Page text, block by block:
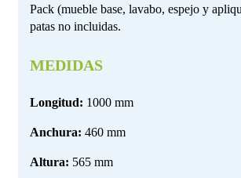
Pack (mueble base, lavabo, espejo y
patas no incluidas.
MEDIDAS
Longitud: 1000 mm
Anchura: 460 mm
Altura: 565 mm